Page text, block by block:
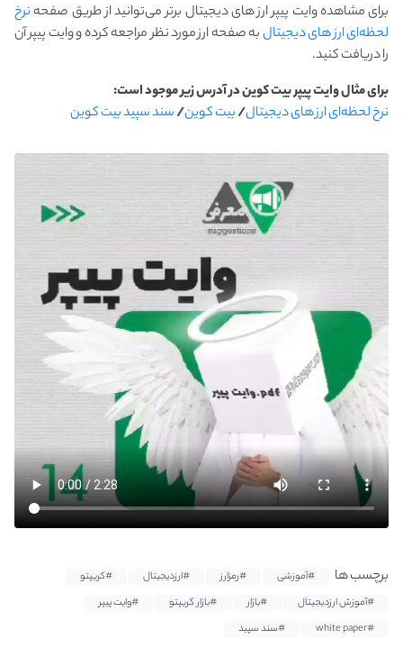
برای مشاهده وایت پیپر ارز های دیجیتال برتر می‌توانید از طریق صفحه نرخ
لحظه‌ای ارز های دیجیتالبه صفحه ارز مورد نظر مراجعه کرده و وایت پیپر آن
را دریافت کنید.
برای مثال وایت پیپر بیت کوین در آدرس زیر موجود است:
نرخ لحظه‌ای ارز های دیجیتال/بیت کوین/سند سپید بیت کوین
برچسب ها #آموزشی #رمزارز #ارزدیجیتال
#کریپتو
#آموزش ارزدیجیتال
#بازار #بازار کریپتو
#وایت پیپر
#white paper
#سند سپید